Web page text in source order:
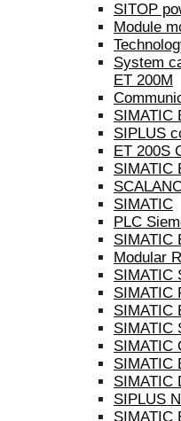
SITOP
Module
System
ET 200M
SIMATIC
SIPLUS
ET 200S
SIMATIC
SIMATIC
PLC
SIMATIC
Modular
SIMATIC
SIMATIC
SIMATIC
SIMATIC
SIMATIC
SIMATIC
SIMATIC
SIPLUS
SIMATIC